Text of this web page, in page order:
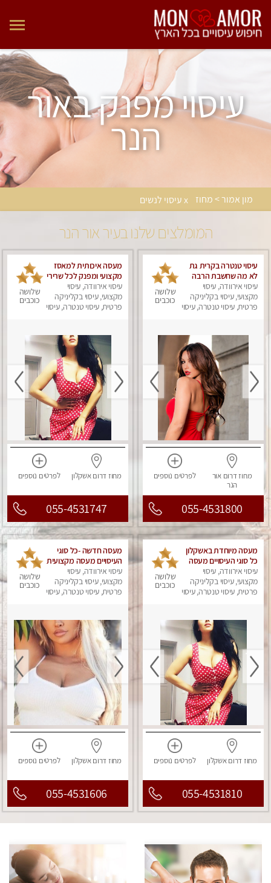
עיסוי מפנק באור
הנר
מון אמור > מחוז x עיסוי לנשים
המומלצים שלנו בעיר אור הנר
עיסוי טנטרה בקרית גת
לא מה שחשבת הרבה
יותר ממה שדמיינת
עיסוי אירוודה, עיסוי
מקצועי, עיסוי בקליניקה
פרטית, עיסוי טנטרה, עיסוי
שלושה
כוכבים
מחוז דרוםאור
הנר
לפרטים נוספים
055-4531800
מעסה איכותית למאסז
מקצועי ומפנק לכל שרירי
הגוף
עיסוי אירוודה, עיסוי
מקצועי, עיסוי בקליניקה
פרטית, עיסוי טנטרה, עיסוי
שלושה
כוכבים
מחוז דרוםאשקלון לפרטים נוספים
055-4531747
מעסה מיוחדת באשקלון
כל סוגי העיסויים מעסה
מקצועית ואיכותית
פרטי!!!מומלץ לחלוטין!!!!
עיסוי אירוודה, עיסוי
מקצועי, עיסוי בקליניקה
פרטית, עיסוי טנטרה, עיסוי
שלושה
כוכבים
מחוז דרוםאשקלון לפרטים נוספים
055-4531810
מעסה חדשה -כל סוגי
העיסויים מעסה מקצועית
ואיכותית פרטי!!!מומלץ
לחלוטין!!
עיסוי אירוודה, עיסוי
מקצועי, עיסוי בקליניקה
פרטית, עיסוי טנטרה, עיסוי
שלושה
כוכבים
מחוז דרוםאשקלון לפרטים נוספים
055-4531606